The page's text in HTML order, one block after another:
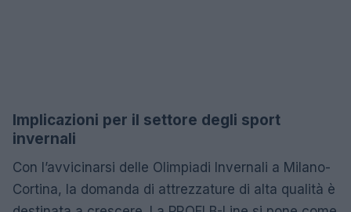
Implicazioni per il settore degli sport
invernali
Con l’avvicinarsi delle Olimpiadi Invernali a Milano-
Cortina, la domanda di attrezzature di alta qualità è